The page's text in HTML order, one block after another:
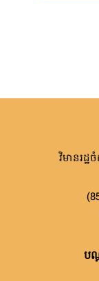
វិមានរដ្ឋ
ប